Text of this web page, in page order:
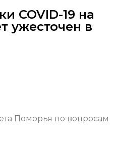
COVID-19 на
ужесточен в
Поморья по вопросам